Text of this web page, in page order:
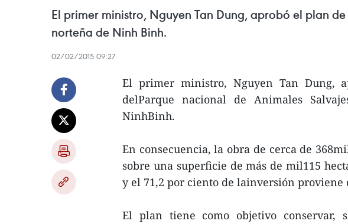
El primer ministro, Nguyen Tan Dung, aprobó el plan
norteña de Ninh Binh.
02/02/2015 09:27
El primer ministro, Nguyen Tan Dung,
delParque nacional de Animales
NinhBinh.
En consecuencia, la obra de cerca de
sobre una superficie de más de mil115
y el 71,2 por ciento de lainversión proviene
El plan tiene como objetivo conservar,